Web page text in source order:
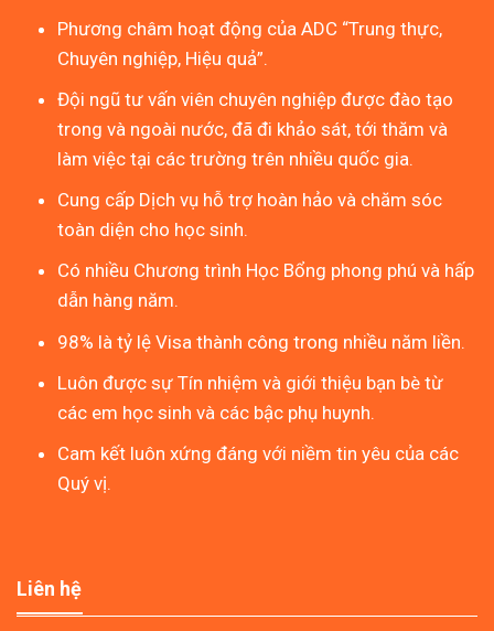
Phương châm hoạt động của ADC “Trung thực,
Chuyên nghiệp, Hiệu quả”.
Đội ngũ tư vấn viên chuyên nghiệp được đào tạo
trong và ngoài nước, đã đi khảo sát, tới thăm và
làm việc tại các trường trên nhiều quốc gia.
Cung cấp Dịch vụ hỗ trợ hoàn hảo và chăm sóc
toàn diện cho học sinh.
Có nhiều Chương trình Học Bổng phong phú và hấp
dẫn hàng năm.
98% là tỷ lệ Visa thành công trong nhiều năm liền.
Luôn được sự Tín nhiệm và giới thiệu bạn bè từ
các em học sinh và các bậc phụ huynh.
Cam kết luôn xứng đáng với niềm tin yêu của các
Quý vị.
Liên hệ